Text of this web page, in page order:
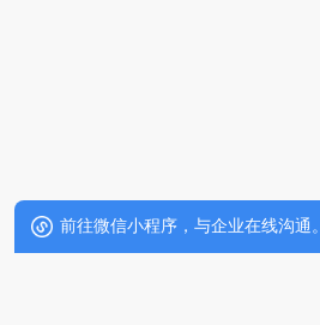
前往微信小程序，与企业在线沟通。